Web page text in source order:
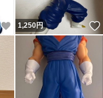
いいね！
1,250円